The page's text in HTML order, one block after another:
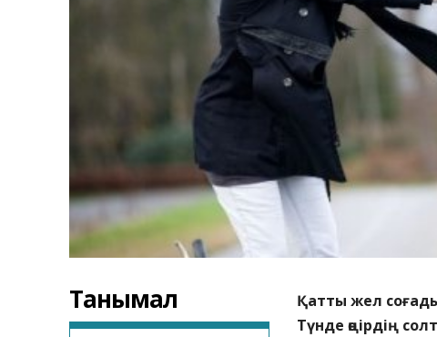
Танымал
Қатты жел
Түнде өңірдің